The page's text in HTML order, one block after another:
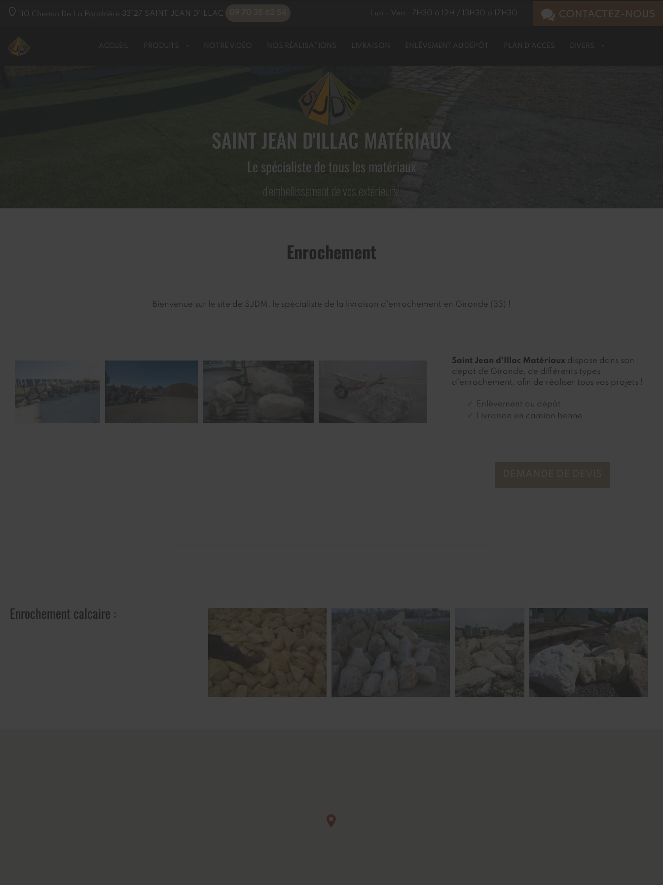
SAINT JEAN D'ILLAC MATÉRIAUX
Le spécialiste de tous les matériaux
d’embellissement de vos extérieurs!
110 Chemin De La Poudrière 33127 SAINT JEAN D'ILLAC Lun - Ven 7H30 à 12H / 13H30 à 17H30 CONTACTEZ-NOUS
ACCUEIL PRODUITS NOTRE VIDÉO NOS RÉALISATIONS LIVRAISON ENLÈVEMENT AU DÉPÔT PLAN D'ACCÈS DIVERS
Enrochement
Bienvenue sur le site de SJDM, le spécialiste de la livraison d'enrochement en Gironde (33) !
Saint Jean d'Illac Matériaux dispose dans son
dépot de Gironde, de différents types
d'enrochement, afin de réaliser tous vos projets !
Enlèvement au dépôt
Livraison en camion benne
Enrochement calcaire :